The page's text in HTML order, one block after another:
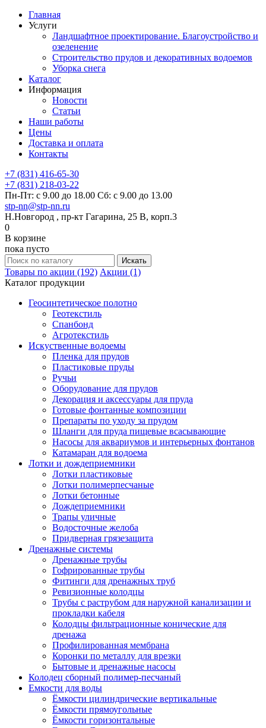
Главная
Услуги
Ландшафтное проектирование. Благоустройство и
озеленение
Строительство прудов и декоративных водоемов
Уборка снега
Каталог
Информация
Новости
Статьи
Наши работы
Цены
Доставка и оплата
Контакты
+7 (831) 416-65-30
+7 (831) 218-03-22
Пн-Пт: с 9.00 до 18.00 Сб: с 9.00 до 13.00
stp-nn@stp-nn.ru
Н.Новгород , пр-кт Гагарина, 25 В, корп.3
0
В корзине
пока пусто
Товары по акции (192) Акции (1)
Каталог продукции
Геосинтетическое полотно
Геотекстиль
Спанбонд
Агротекстиль
Искуственные водоемы
Пленка для прудов
Пластиковые пруды
Ручьи
Оборудование для прудов
Декорация и аксессуары для пруда
Готовые фонтанные композиции
Препараты по уходу за прудом
Шланги для пруда пищевые всасывающие
Насосы для аквариумов и интерьерных фонтанов
Катамаран для водоема
Лотки и дождеприемники
Лотки пластиковые
Лотки полимерпесчаные
Лотки бетонные
Дождеприемники
Трапы уличные
Водосточные желоба
Придверная грязезащита
Дренажные системы
Дренажные трубы
Гофрированные трубы
Фитинги для дренажных труб
Ревизионные колодцы
Трубы с раструбом для наружной канализации и
прокладки кабеля
Колодцы фильтрационные конические для
дренажа
Профилированная мембрана
Коронки по металлу для врезки
Бытовые и дренажные насосы
Колодец сборный полимер-песчаный
Емкости для воды
Ёмкости цилиндрические вертикальные
Ёмкости прямоугольные
Ёмкости горизонтальные